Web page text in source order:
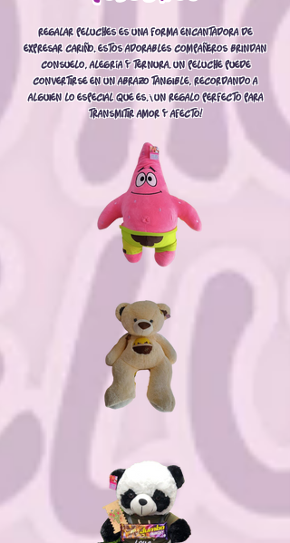
Regalar peluches es una forma encantadora de
expresar cariño. Estos adorables compañeros brindan
consuelo, alegría y ternura. Un peluche puede
convertirse en un abrazo tangible, recordando a
alguien lo especial que es. ¡Un regalo perfecto para
transmitir amor y afecto!